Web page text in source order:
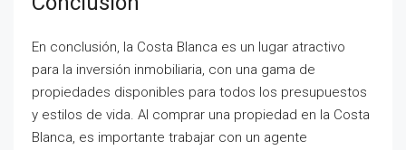
En conclusión, la Costa Blanca es un lugar atractivo
para la inversión inmobiliaria, con una gama de
propiedades disponibles para todos los presupuestos
y estilos de vida. Al comprar una propiedad en la Costa
Blanca, es importante trabajar con un agente